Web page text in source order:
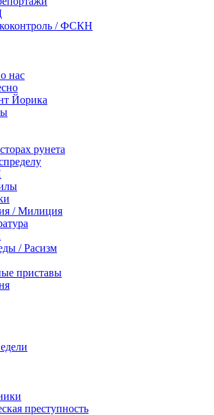
/ ФСКН
нас
Йорика
рунета
/ Милиция
/ Расизм
приставы
преступность